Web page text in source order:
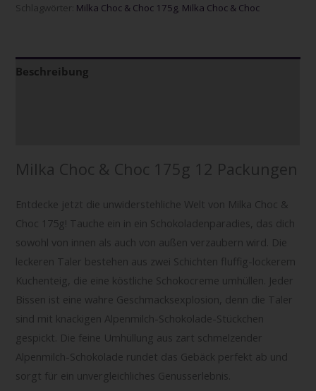
Schlagwörter: Milka Choc & Choc 175g Milka Choc & Choc
Beschreibung
Milka Choc & Choc 175g 12 Packungen
Entdecke jetzt die unwiderstehliche Welt von Milka Choc &
Choc 175g! Tauche ein in ein Schokoladenparadies, das dich
sowohl von innen als auch von außen verzaubern wird. Die
leckeren Taler bestehen aus zwei Schichten fluffig-lockerem
Kuchenteig, die eine köstliche Schokocreme umhüllen. Jeder
Bissen ist eine wahre Geschmacksexplosion, denn die Taler
sind mit knackigen Alpenmilch-Schokolade-Stückchen
gespickt. Die feine Umhüllung aus zart schmelzender
Alpenmilch-Schokolade rundet das Gebäck perfekt ab und
sorgt für ein unvergleichliches Genusserlebnis.